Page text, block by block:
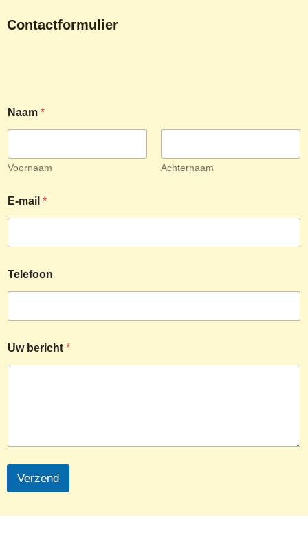
Contactformulier
Naam *
Voornaam Achternaam
E-mail *
Telefoon
Uw bericht *
Verzend